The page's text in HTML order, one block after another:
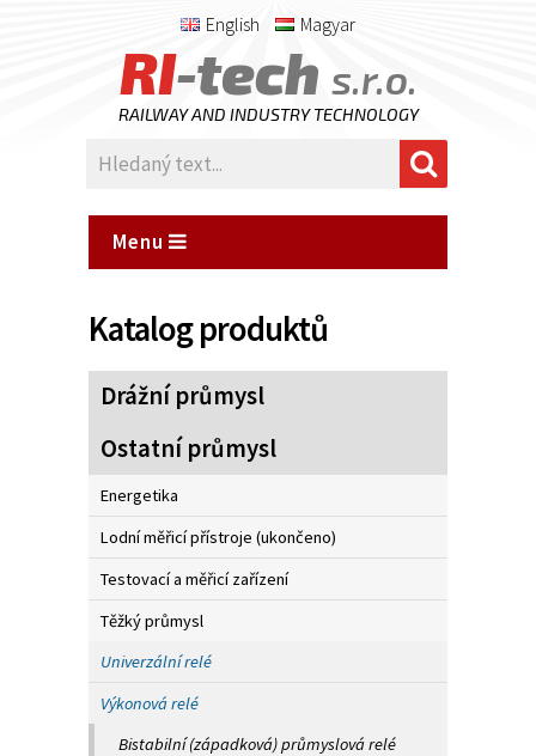
English Magyar
RI-tech s.r.o.
RAILWAY AND INDUSTRY TECHNOLOGY
Menu
Katalog produktů
Drážní průmysl
Ostatní průmysl
Energetika
Lodní měřicí přístroje (ukončeno)
Testovací a měřicí zařízení
Těžký průmysl
Univerzální relé
Výkonová relé
Bistabilní (západková) průmyslová relé